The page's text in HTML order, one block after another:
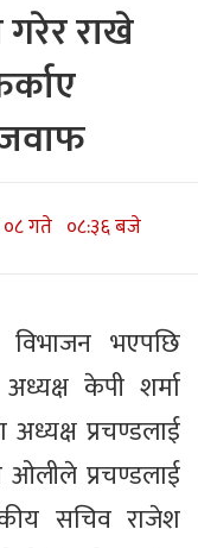
राखे
०८ गते ०८:३६ बजे
भएपछि
केपी शर्मा
प्रचण्डलाई
ओलीले प्रचण्डलाई
सचिव राजेश